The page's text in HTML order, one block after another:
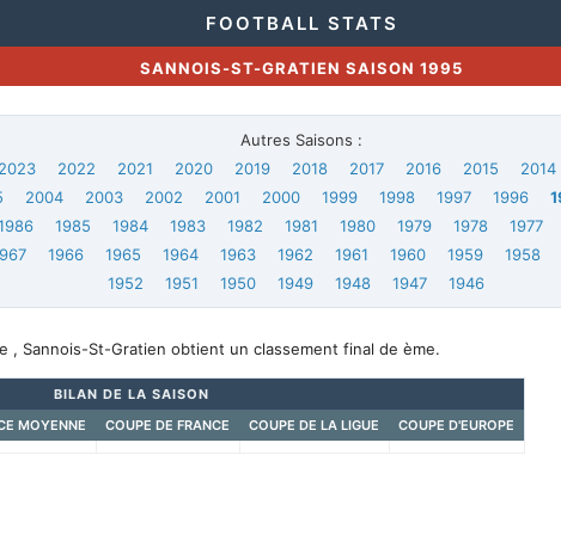
FOOTBALL STATS
SANNOIS-ST-GRATIEN SAISON 1995
Autres Saisons :
2023 2022 2021 2020 2019 2018 2017 2016 2015 2014
2004 2003 2002 2001 2000 1999 1998 1997 1996
1985 1984 1983 1982 1981 1980 1979 1978 1977
1966 1965 1964 1963 1962 1961 1960 1959 1958
1952
1951 1950 1949 1948 1947 1946
, Sannois-St-Gratien obtient un classement final de ème.
BILAN DE LA SAISON
MOYENNE COUPE DE FRANCE COUPE DE LA LIGUE COUPE D'EUROPE